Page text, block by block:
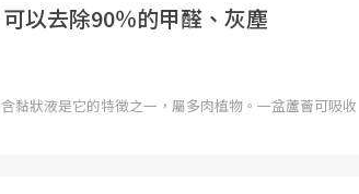
以去除90％的甲醛、灰塵
黏狀液是它的特徵之一，屬多肉植物。一盆蘆薈可吸收